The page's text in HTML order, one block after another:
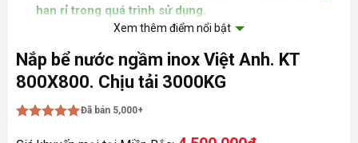
han rỉ trong quá trình sử dụng.
3. Gioăng cao su chuyên dụng không gây độc hại cho
nguồn nước.
4. Chống nước , ngăn mùi, chống côn trùng từ sàn
nhà chui xuống bể nước ngầm.
Xem thêm điểm nổi bật
Nắp bể nước ngầm inox Việt Anh. KT
800X800. Chịu tải 3000KG
Đã bán 5,000+